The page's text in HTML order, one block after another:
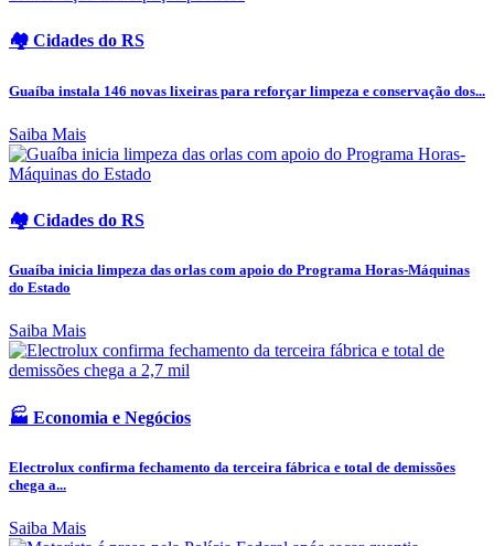
🏘️ Cidades do RS
Guaíba instala 146 novas lixeiras para reforçar limpeza e conservação dos...
Saiba Mais
🏘️ Cidades do RS
Guaíba inicia limpeza das orlas com apoio do Programa Horas-Máquinas
do Estado
Saiba Mais
🏭 Economia e Negócios
Electrolux confirma fechamento da terceira fábrica e total de demissões
chega a...
Saiba Mais